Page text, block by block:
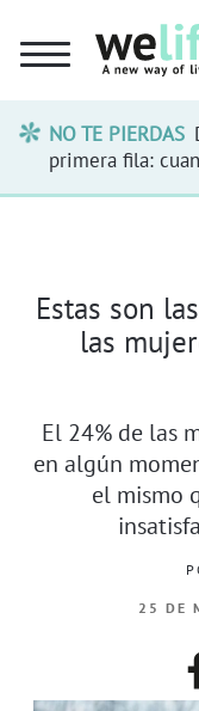
NO TE PIERDAS
primera fila:
Estas son
las
El 24% de las
en algún
el mismo
25 DE